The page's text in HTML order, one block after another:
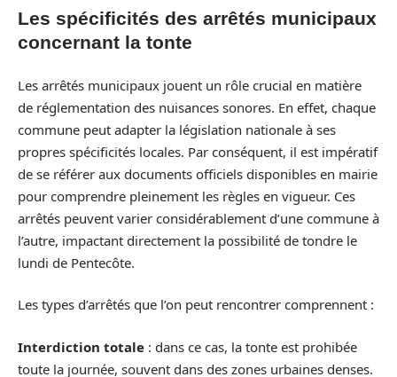
Les spécificités des arrêtés municipaux
concernant la tonte
Les arrêtés municipaux jouent un rôle crucial en matière
de réglementation des nuisances sonores. En effet, chaque
commune peut adapter la législation nationale à ses
propres spécificités locales. Par conséquent, il est impératif
de se référer aux documents officiels disponibles en mairie
pour comprendre pleinement les règles en vigueur. Ces
arrêtés peuvent varier considérablement d’une commune à
l’autre, impactant directement la possibilité de tondre le
lundi de Pentecôte.
Les types d’arrêtés que l’on peut rencontrer comprennent :
Interdiction totale : dans ce cas, la tonte est prohibée
toute la journée, souvent dans des zones urbaines denses.